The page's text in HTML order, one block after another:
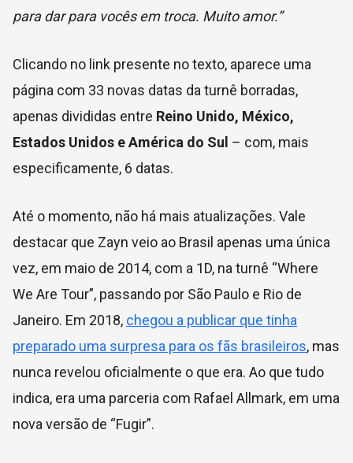
para dar para vocês em troca. Muito amor.”
Clicando no link presente no texto, aparece uma
página com 33 novas datas da turnê borradas,
apenas divididas entre Reino Unido, México,
Estados Unidos e América do Sul – com, mais
especificamente, 6 datas.
Até o momento, não há mais atualizações. Vale
destacar que Zayn veio ao Brasil apenas uma única
vez, em maio de 2014, com a 1D, na turnê “Where
We Are Tour”, passando por São Paulo e Rio de
Janeiro. Em 2018, chegou a publicar que tinha
preparado uma surpresa para os fãs brasileiros, mas
nunca revelou oficialmente o que era. Ao que tudo
indica, era uma parceria com Rafael Allmark, em uma
nova versão de “Fugir”.